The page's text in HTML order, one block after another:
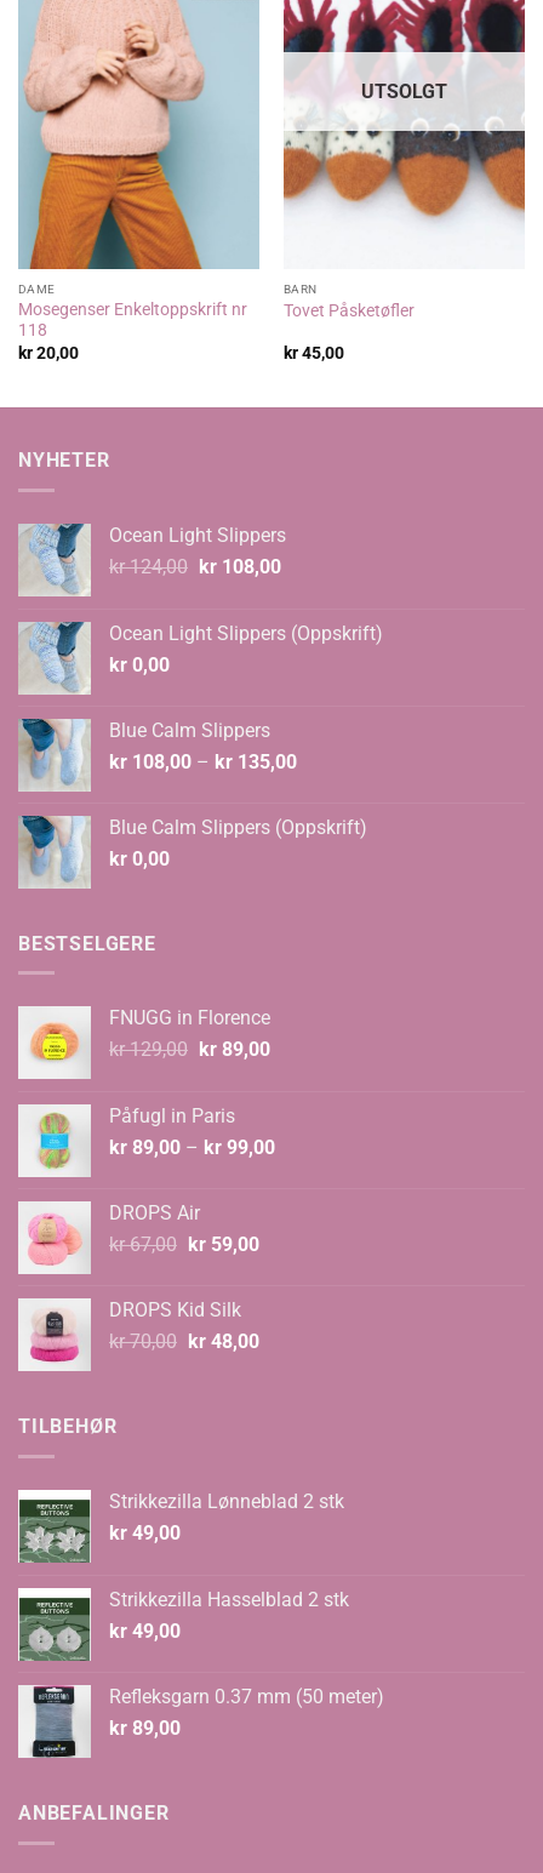
DAME
Mosegenser Enkeltoppskrift nr
118
kr20,00
UTSOLGT
BARN
Tovet Påsketøfler
kr45,00
NYHETER
Ocean Light Slippers
kr124,00 Opprinnelig
kr 124,00.
kr108,00Nåværende
kr 108,00.
Ocean Light Slippers (Oppskrift)
kr 0,00
Blue Calm Slippers
kr 108,00 – kr 135,00Prisområde:
kr 135,00
Blue Calm Slippers (Oppskrift)
kr 0,00
BESTSELGERE
FNUGG in Florence
kr129,00 Opprinnelig
kr 129,00.
kr89,00Nåværende
Påfugl in Paris
kr 89,00 – kr 99,00Prisområde:
DROPS Air
kr67,00 Opprinnelig
kr 67,00.
kr59,00Nåværende
DROPS Kid Silk
kr70,00 Opprinnelig
kr48,00Nåværende
TILBEHØR
Strikkezilla Lønneblad 2 stk
kr 49,00
Strikkezilla Hasselblad 2 stk
kr 49,00
Refleksgarn 0.37 mm (50 meter)
kr 89,00
ANBEFALINGER